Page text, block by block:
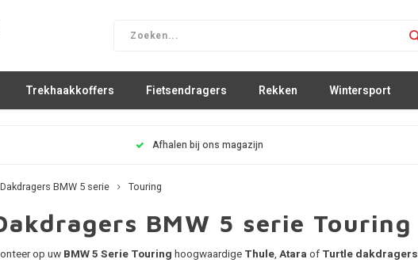
Trekhaakkoffers Fietsendragers Rekken Wintersport
Afhalen bij ons magazijn
Dakdragers BMW 5 serie Touring
BMW 5 serie Touring
op uw BMW 5 Serie Touring hoogwaardige Thule, Atara of Turtle dakdragers